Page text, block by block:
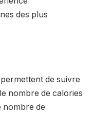
des plus
de suivre
nombre de calories
nombre de